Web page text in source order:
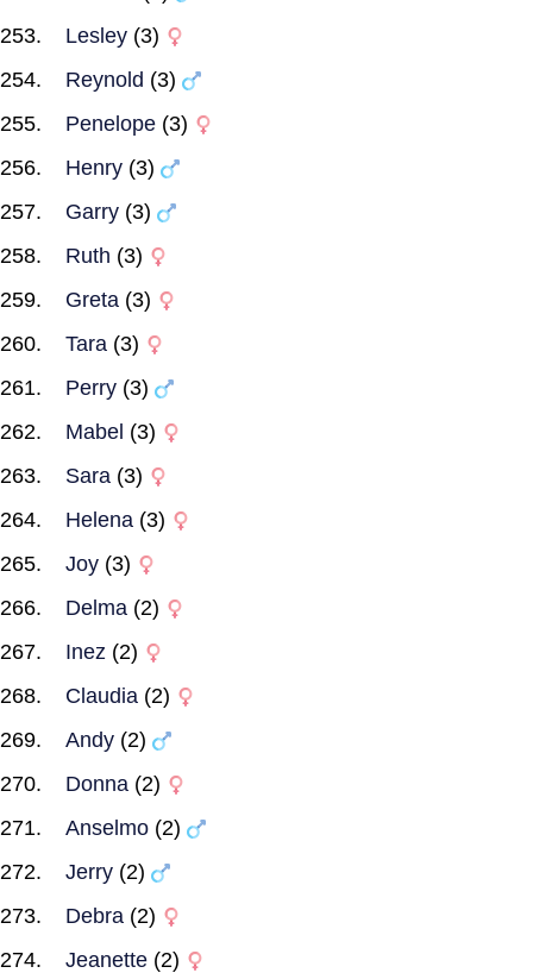
Lesley (3)
Reynold (3)
Penelope (3)
Henry (3)
Garry (3)
Ruth (3)
Greta (3)
Tara (3)
Perry (3)
Mabel (3)
Sara (3)
Helena (3)
Joy (3)
Delma (2)
Inez (2)
Claudia (2)
Andy (2)
Donna (2)
Anselmo (2)
Jerry (2)
Debra (2)
Jeanette (2)